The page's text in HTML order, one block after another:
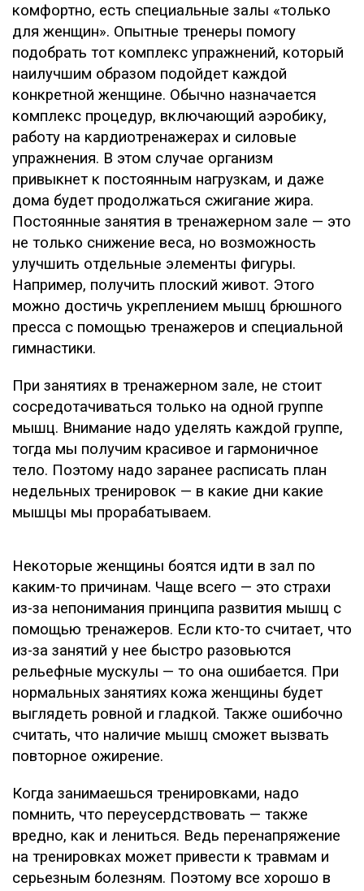
комфортно, есть специальные залы «только
для женщин». Опытные тренеры помогу
подобрать тот комплекс упражнений, который
наилучшим образом подойдет каждой
конкретной женщине. Обычно назначается
комплекс процедур, включающий аэробику,
работу на кардиотренажерах и силовые
упражнения. В этом случае организм
привыкнет к постоянным нагрузкам, и даже
дома будет продолжаться сжигание жира.
Постоянные занятия в тренажерном зале — это
не только снижение веса, но возможность
улучшить отдельные элементы фигуры.
Например, получить плоский живот. Этого
можно достичь укреплением мышц брюшного
пресса с помощью тренажеров и специальной
гимнастики.
При занятиях в тренажерном зале, не стоит
сосредотачиваться только на одной группе
мышц. Внимание надо уделять каждой группе,
тогда мы получим красивое и гармоничное
тело. Поэтому надо заранее расписать план
недельных тренировок — в какие дни какие
мышцы мы прорабатываем.
Некоторые женщины боятся идти в зал по
каким-то причинам. Чаще всего — это страхи
из-за непонимания принципа развития мышц с
помощью тренажеров. Если кто-то считает, что
из-за занятий у нее быстро разовьются
рельефные мускулы — то она ошибается. При
нормальных занятиях кожа женщины будет
выглядеть ровной и гладкой. Также ошибочно
считать, что наличие мышц сможет вызвать
повторное ожирение.
Когда занимаешься тренировками, надо
помнить, что переусердствовать — также
вредно, как и лениться. Ведь перенапряжение
на тренировках может привести к травмам и
серьезным болезням. Поэтому все хорошо в